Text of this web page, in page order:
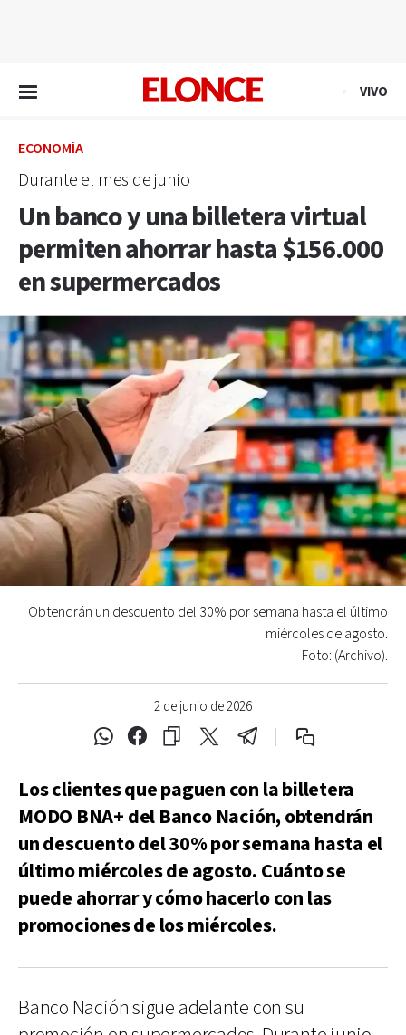
VIVO
ECONOMÍA
Durante el mes de junio
Un banco y una billetera virtual
permiten ahorrar hasta $156.000
en supermercados
2 de junio de 2026
Obtendrán un descuento del 30% por semana hasta el último
miércoles de agosto.
Foto: (Archivo).
Los clientes que paguen con la billetera
MODO BNA+ del Banco Nación, obtendrán
un descuento del 30% por semana hasta el
último miércoles de agosto. Cuánto se
puede ahorrar y cómo hacerlo con las
promociones de los miércoles.
Banco Nación sigue adelante con su